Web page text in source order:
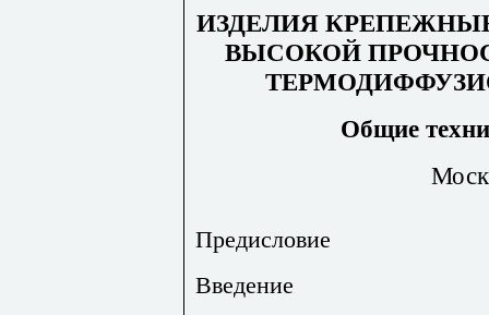
ИЗДЕЛИЯ
ВЫСОКОЙ
Общие
Предисловие
Введение